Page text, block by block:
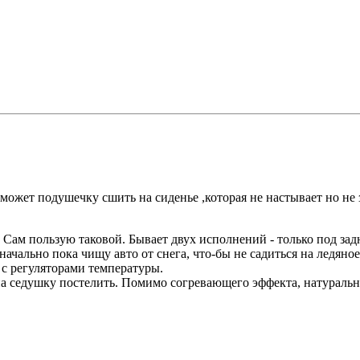
подушечку сшить на сиденье ,которая не настывает но
пользую таковой. Бывает двух исполнений - только под
пока чищу авто от снега, что-бы не садиться на
регуляторами температуры.
постелить. Помимо согревающего эффекта,